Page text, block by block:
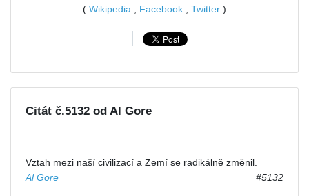
( Wikipedia Facebook Twitter )
Citát č.5132 od Al Gore
Vztah mezi naší civilizací a Zemí se radikálně změnil.
Al Gore
#5132